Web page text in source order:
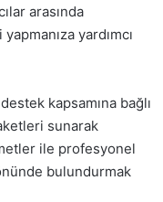
arasında
yardımcı
kapsamına bağlı
sunarak
ile profesyonel
bulundurmak